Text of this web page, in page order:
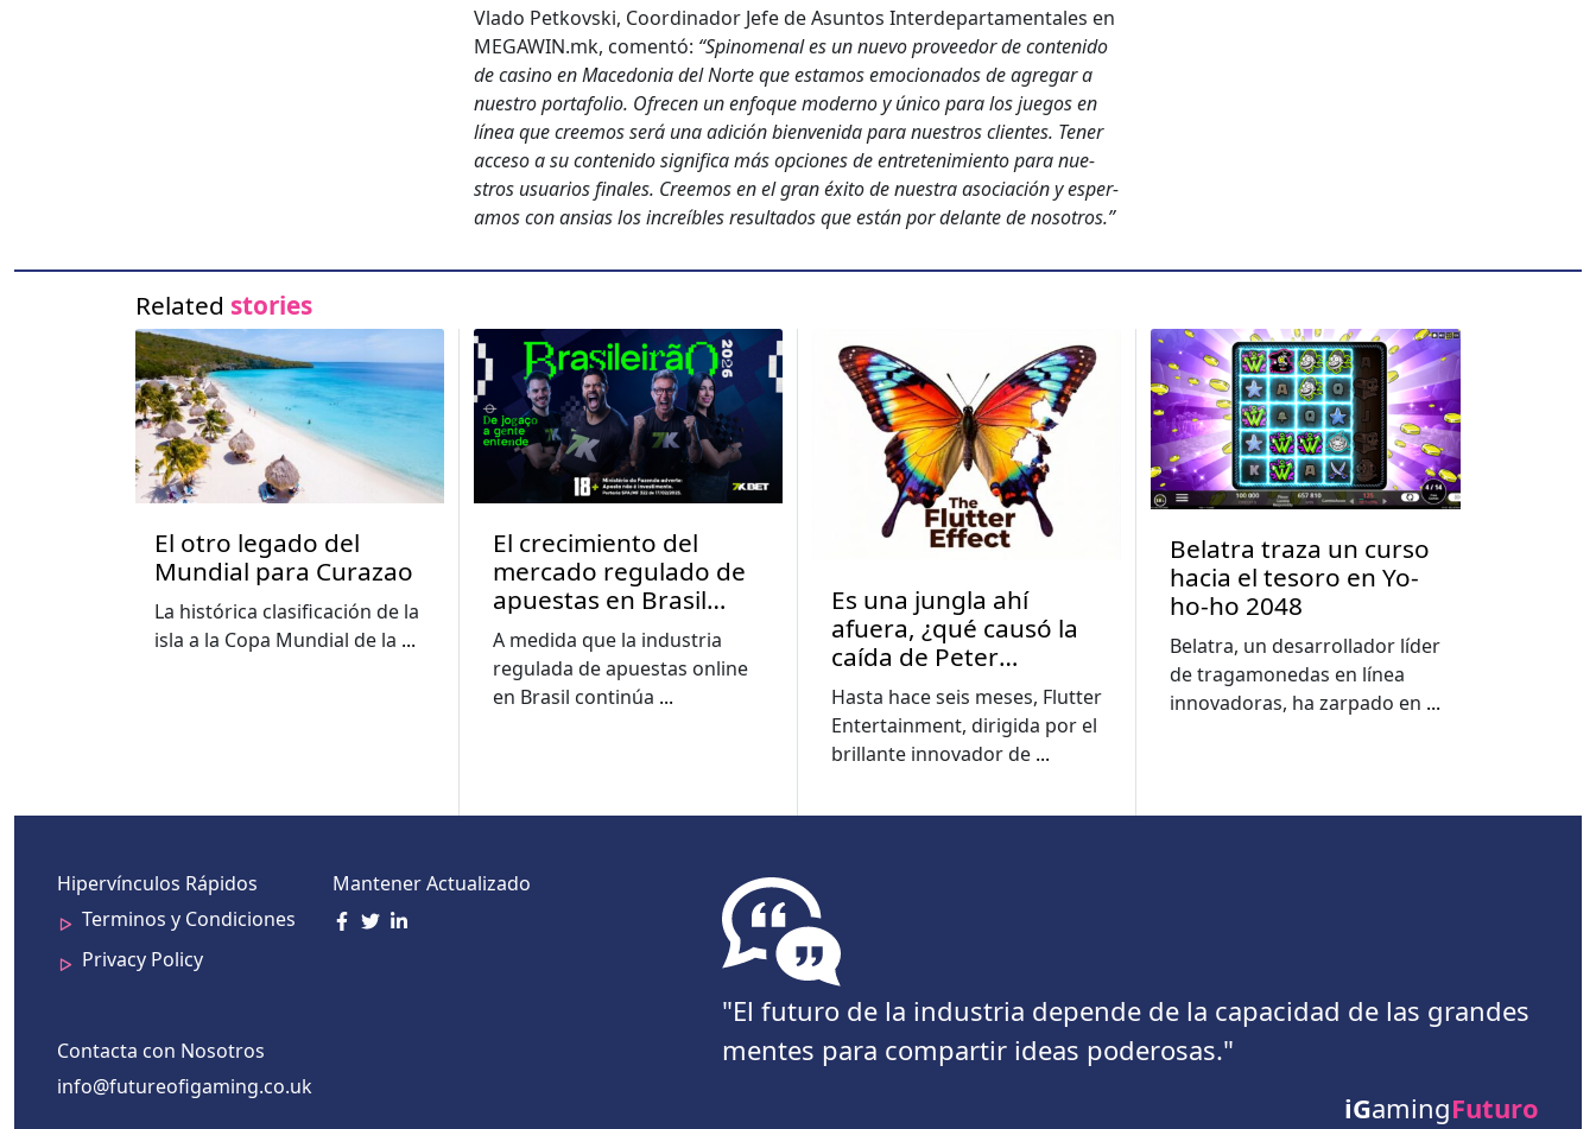
Vla­do Petkovs­ki, Coor­di­nador Jefe de Asun­tos Inter­de­par­ta­men­tales en
MEGAWIN.mk, comen­tó: “Spin­om­e­nal es un nue­vo provee­dor de con­tenido
de casi­no en Mace­do­nia del Norte que esta­mos emo­ciona­dos de agre­gar a
nue­stro portafo­lio. Ofre­cen un enfoque mod­er­no y úni­co para los jue­gos en
línea que creemos será una adi­ción bien­veni­da para nue­stros clientes. Ten­er
acce­so a su con­tenido sig­nifi­ca más opciones de entreten­imien­to para nue­
stros usuar­ios finales. Creemos en el gran éxi­to de nues­tra aso­ciación y esper­
amos con ansias los increíbles resul­ta­dos que están por delante de nosotros.”
Related stories
El otro legado del
Mundial para Curazao
La histórica clasificación de la
isla a la Copa Mundial de la ...
El crecimiento del
mercado regulado de
apuestas en Brasil
impulsa una mayor
educación sobre las
cuotas
A medida que la industria
regulada de apuestas online
en Brasil continúa ...
Es una jungla ahí
afuera, ¿qué causó la
caída de Peter
Jackson?
Hasta hace seis meses, Flutter
Entertainment, dirigida por el
brillante innovador de ...
Belatra traza un curso
hacia el tesoro en Yo-
ho-ho 2048
Belatra, un desarrollador líder
de tragamonedas en línea
innovadoras, ha zarpado en ...
Hipervínculos Rápidos
Terminos y Condiciones
Privacy Policy
Mantener Actualizado
Contacta con Nosotros
info@futureofigaming.co.uk
"El futuro de la industria depende de la capacidad de las grandes
mentes para compartir ideas poderosas."
iGamingFuturo